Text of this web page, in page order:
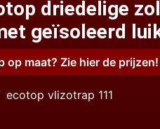
driedelige
geïsoleerd
op maat? Zie hier de prijzen!
ecotop vlizotrap 111